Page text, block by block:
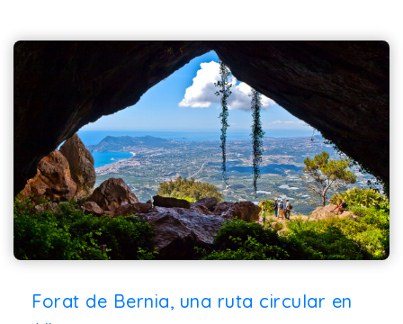
Forat de Bernia, una ruta circular en